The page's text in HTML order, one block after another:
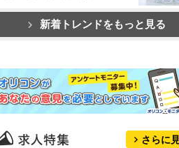
新着トレンドをもっと見る
さらに